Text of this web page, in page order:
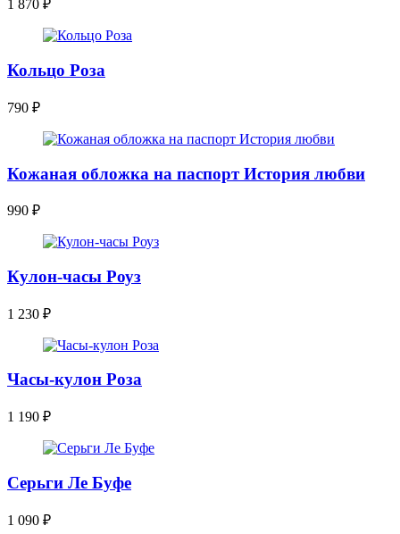
1 870 ₽
Кольцо Роза
790 ₽
Кожаная обложка на паспорт История любви
990 ₽
Кулон-часы Роуз
1 230 ₽
Часы-кулон Роза
1 190 ₽
Серьги Ле Буфе
1 090 ₽